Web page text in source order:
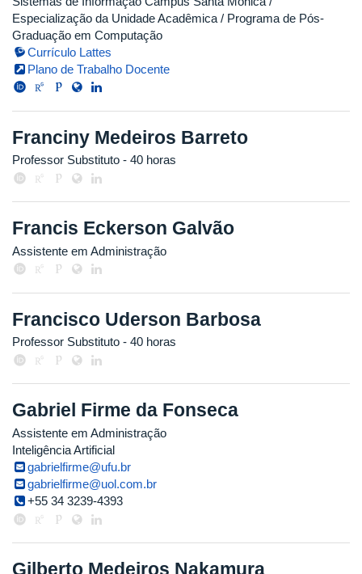
Especialização da Unidade Acadêmica / Programa de Pós-
Graduação em Computação
Currículo Lattes
Plano de Trabalho Docente
Franciny Medeiros Barreto
Professor Substituto - 40 horas
Francis Eckerson Galvão
Assistente em Administração
Francisco Uderson Barbosa
Professor Substituto - 40 horas
Gabriel Firme da Fonseca
Assistente em Administração
Inteligência Artificial
gabrielfirme@ufu.br
gabrielfirme@uol.com.br
+55 34 3239-4393
Gilberto Medeiros Nakamura